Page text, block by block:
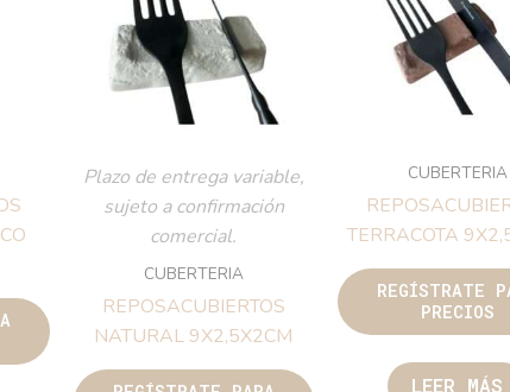
Plazo de entrega variable,
sujeto a confirmación
comercial.
CUBERTERIA
REPOSACUBIERTOS
NATURAL 9X2,5X2CM
CUBERTERIA
TERRACOTA
REGÍSTRATE
PRECIOS
LEER MÁS